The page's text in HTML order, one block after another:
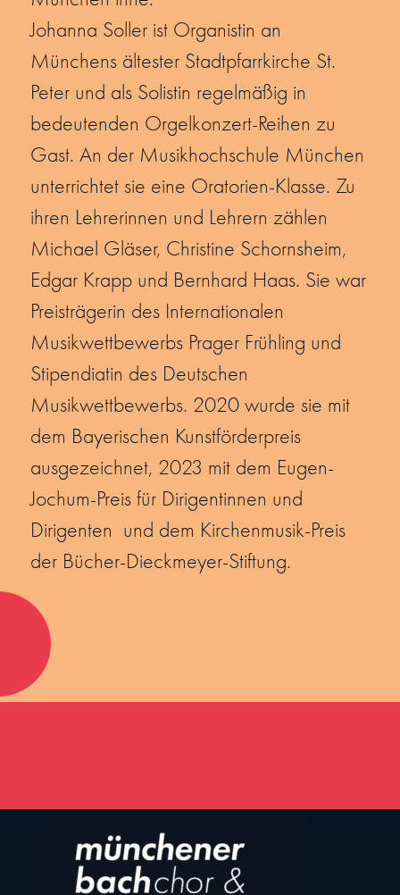
Johanna Soller ist Organistin an
Münchens ältester Stadtpfarrkirche St.
Peter und als Solistin regelmäßig in
bedeutenden Orgelkonzert-Reihen zu
Gast. An der Musikhochschule München
unterrichtet sie eine Oratorien-Klasse. Zu
ihren Lehrerinnen und Lehrern zählen
Michael Gläser, Christine Schornsheim,
Edgar Krapp und Bernhard Haas. Sie war
Preisträgerin des Internationalen
Musikwettbewerbs Prager Frühling und
Stipendiatin des Deutschen
Musikwettbewerbs. 2020 wurde sie mit
dem Bayerischen Kunstförderpreis
ausgezeichnet, 2023 mit dem Eugen-
Jochum-Preis für Dirigentinnen und
Dirigenten und dem Kirchenmusik-Preis
der Bücher-Dieckmeyer-Stiftung.